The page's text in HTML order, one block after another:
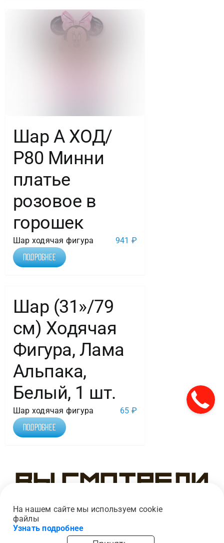
Шар А ХОД/
Р80 Минни
платье
розовое в
горошек
Шар ходячая фигура 941 ₽
Подробнее
Шар (31»/79
см) Ходячая
Фигура, Лама
Альпака,
Белый, 1 шт.
Шар ходячая фигура 65 ₽
Подробнее
Вы смотрели
На нашем сайте мы используем cookie
файлы
Узнать подробнее